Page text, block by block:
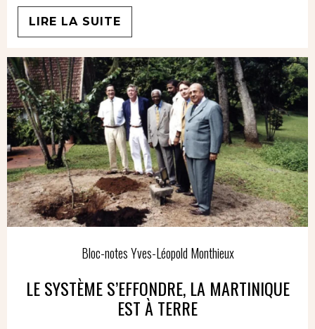
LIRE LA SUITE
Bloc-notes Yves-Léopold Monthieux
LE SYSTÈME S’EFFONDRE, LA MARTINIQUE
EST À TERRE